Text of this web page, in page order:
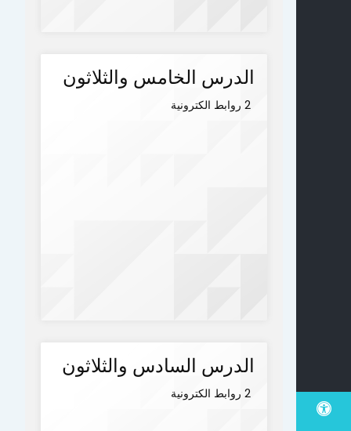
الدرس الخامس والثلاثون
2 روابط الكترونية
الدرس السادس والثلاثون
2 روابط الكترونية